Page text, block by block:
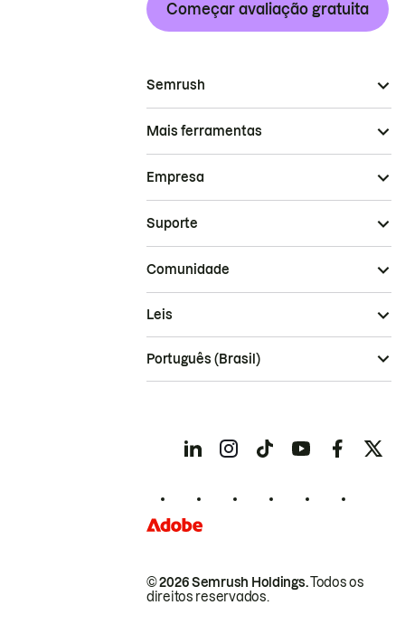
Começar avaliação gratuita
Semrush
Mais ferramentas
Empresa
Suporte
Comunidade
© 2026 Semrush Holdings.Todos os
direitos reservados.
Leis
Português (Brasil)